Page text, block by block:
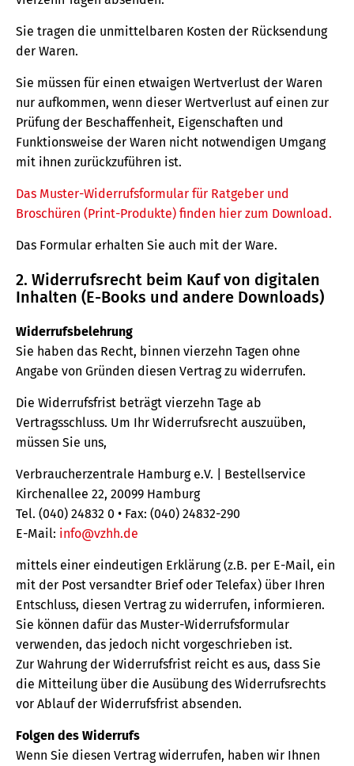
Sie tragen die unmittelbaren Kosten der Rücksendung
der Waren.
Sie müssen für einen etwaigen Wertverlust der Waren
nur aufkommen, wenn dieser Wertverlust auf einen zur
Prüfung der Beschaffenheit, Eigenschaften und
Funktionsweise der Waren nicht notwendigen Umgang
mit ihnen zurückzuführen ist.
Das Muster-Widerrufsformular für Ratgeber und
Broschüren (Print-Produkte) finden hier zum Download.
Das Formular erhalten Sie auch mit der Ware.
2. Widerrufsrecht beim Kauf von digitalen
Inhalten (E-Books und andere Downloads)
Widerrufsbelehrung
Sie haben das Recht, binnen vierzehn Tagen ohne
Angabe von Gründen diesen Vertrag zu widerrufen.
Die Widerrufsfrist beträgt vierzehn Tage ab
Vertragsschluss. Um Ihr Widerrufsrecht auszuüben,
müssen Sie uns,
Verbraucherzentrale Hamburg e.V. | Bestellservice
Kirchenallee 22, 20099 Hamburg
Tel. (040) 24832 0 • Fax: (040) 24832-290
E-Mail: info@vzhh.de
mittels einer eindeutigen Erklärung (z.B. per E-Mail, ein
mit der Post versandter Brief oder Telefax) über Ihren
Entschluss, diesen Vertrag zu widerrufen, informieren.
Sie können dafür das Muster-Widerrufsformular
verwenden, das jedoch nicht vorgeschrieben ist.
Zur Wahrung der Widerrufsfrist reicht es aus, dass Sie
die Mitteilung über die Ausübung des Widerrufsrechts
vor Ablauf der Widerrufsfrist absenden.
Folgen des Widerrufs
Wenn Sie diesen Vertrag widerrufen, haben wir Ihnen